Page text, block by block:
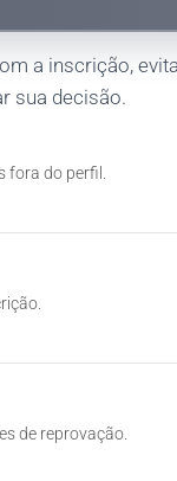
a inscrição,
sua decisão.
do perfil.
de reprovação.